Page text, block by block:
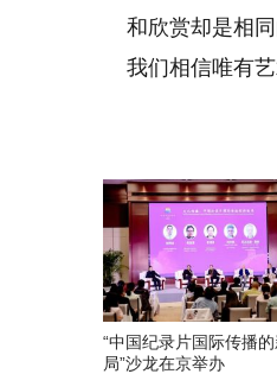
和欣赏却是相
我们相信唯有
“中国纪录片国际传播
局”沙龙在京举办